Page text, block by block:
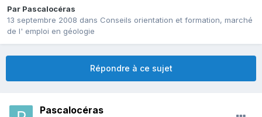
Par Pascalocéras
13 septembre 2008 dans Conseils orientation et formation, marché
de l' emploi en géologie
Répondre à ce sujet
Pascalocéras